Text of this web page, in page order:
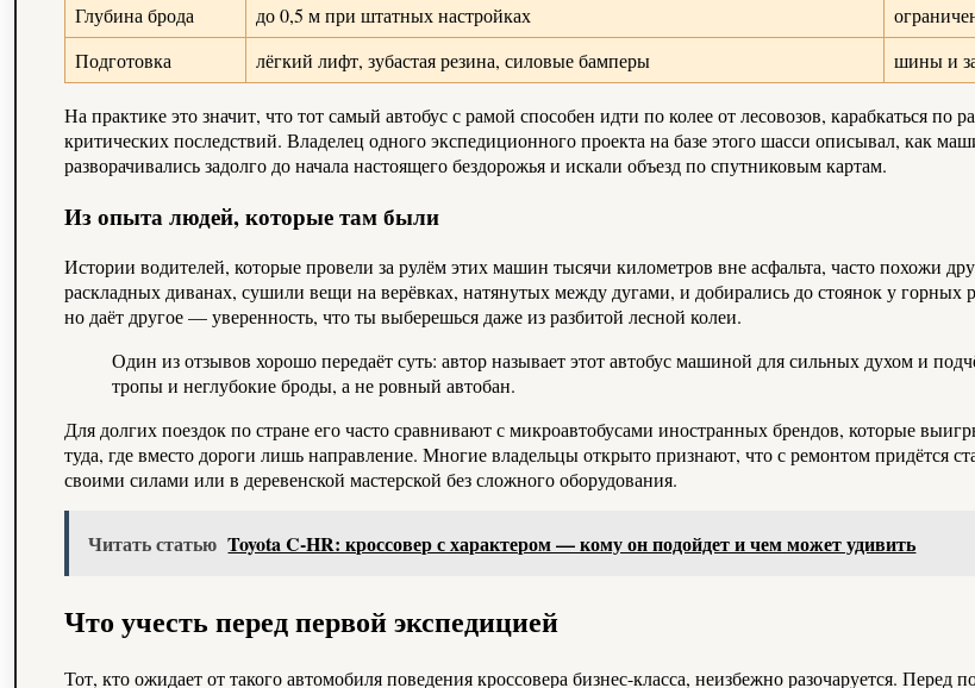
Глубина брода
до 0,5 м при штатных настройках
Подготовка
лёгкий лифт, зубастая резина, силовые бамперы шины и
На практике это значит, что тот самый автобус с рамой способен идти по колее от лесовозов, карабкаться
критических последствий. Владелец одного экспедиционного проекта на базе этого шасси описывал, как
разворачивались задолго до начала настоящего бездорожья и искали объезд по спутниковым картам.
Из опыта людей, которые там были
Истории водителей, которые провели за рулём этих машин тысячи километров вне асфальта, часто похожи
раскладных диванах, сушили вещи на верёвках, натянутых между дугами, и добирались до стоянок у
но даёт другое — уверенность, что ты выберешься даже из разбитой лесной колеи.
Один из отзывов хорошо передаёт суть: автор называет этот автобус машиной для сильных духом и
тропы и неглубокие броды, а не ровный автобан.
Для долгих поездок по стране его часто сравнивают с микроавтобусами иностранных брендов, которые
туда, где вместо дороги лишь направление. Многие владельцы открыто признают, что с ремонтом придётся
своими силами или в деревенской мастерской без сложного оборудования.
Читать статью Toyota C-HR: кроссовер с характером — кому он подойдет и чем может удивить
Что учесть перед первой экспедицией
Тот, кто ожидает от такого автомобиля поведения кроссовера бизнес-класса, неизбежно разочаруется.